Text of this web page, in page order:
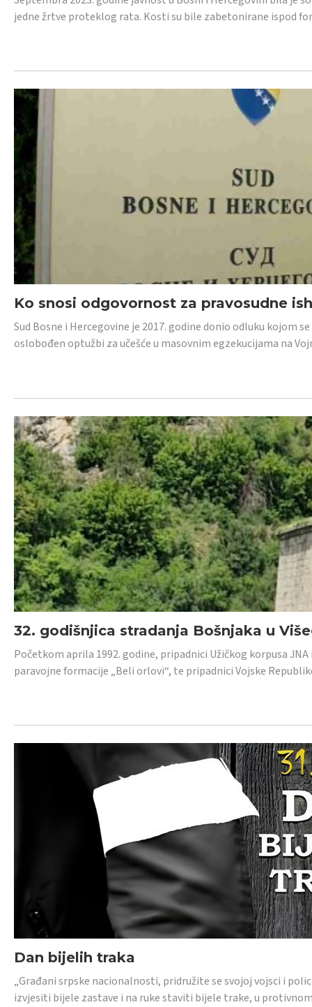
jedne žrtve proteklog rata. Kosti su bile zabetonirane ispod
Ko snosi odgovornost za pravosudne
Sud Bosne i Hercegovine je 2017. godine donio odluku kojom
oslobođen optužbi za učešće u masovnim egzekucijama na
32. godišnjica stradanja Bošnjaka u
Početkom aprila 1992. godine, pripadnici Užičkog korpusa
paravojne formacije „Beli orlovi“, te pripadnici Vojske
Dan bijelih traka
„Građani srpske nacionalnosti, pridružite se svojoj vojsci i
izvjesiti bijele zastave i na ruke staviti bijele trake, u